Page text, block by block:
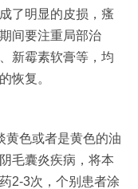
了明显的皮损，瘙
间要注重局部治
新霉素软膏等，均
恢复。
色或者是黄色的油
毛囊炎疾病，将本
2-3次，个别患者涂